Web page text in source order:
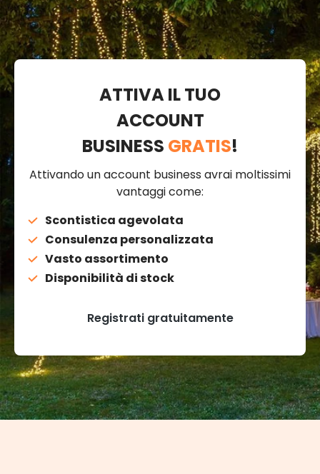
ATTIVA IL TUO
ACCOUNT
BUSINESS GRATIS!
Attivando un account business avrai moltissimi
vantaggi come:
Scontistica agevolata
Consulenza personalizzata
Vasto assortimento
Disponibilità di stock
Registrati gratuitamente